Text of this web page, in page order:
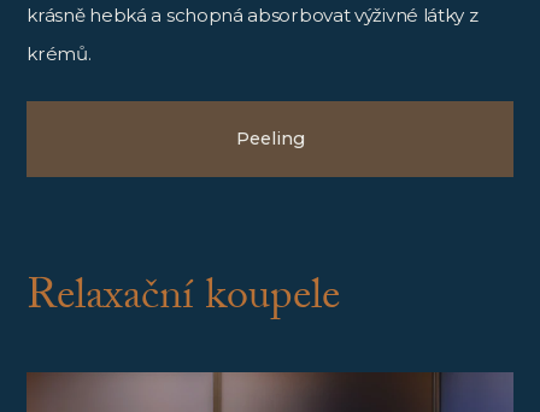
krásně hebká a schopná absorbovat výživné látky z
krémů.
Peeling
Relaxační koupele